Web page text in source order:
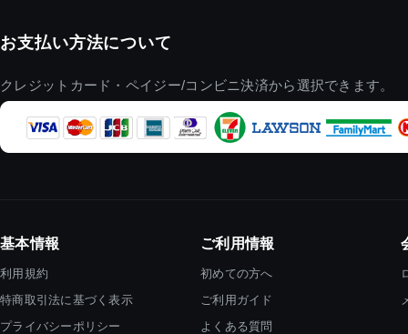
お支払い方法について
クレジットカード・ペイジー/コンビニ決済から選択できます。
基本情報
利用規約
特商取引法に基づく表示
プライバシーポリシー
ご利用情報
初めての方へ
ご利用ガイド
よくある質問